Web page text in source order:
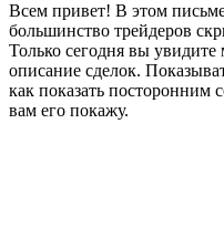
Всем привет! В этом
большинство трейдеров
Только сегодня вы
описание сделок.
как показать посторонним
вам его покажу.